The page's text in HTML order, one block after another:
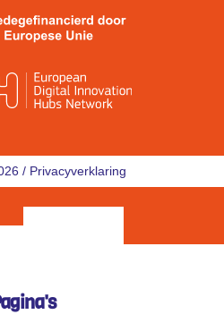
/ Privacyverklaring